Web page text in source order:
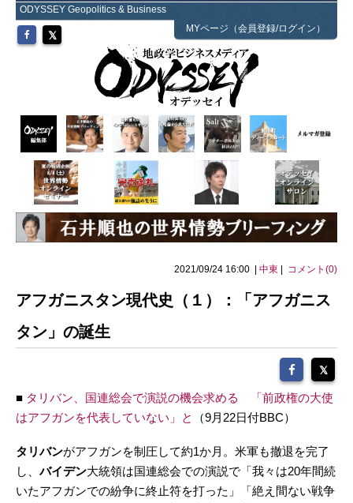
ODYSSEY Geopolitics & Business
MYページ（会員登録/ログイン）
2021/09/24 16:00 | 中東 コメント(0)
アフガニスタン現代史（１）：「アフガニス
タン」の誕生
■ タリバン、国連総会で演説の機会求める 「前政権の大使
はアフガンを代表していない」と
（9月22日付BBC）
タリバンがアフガンを制圧して約1か月。米軍も撤退を完了
し、バイデン大統領は国連総会での演説で「我々は20年間続
いたアフガンでの紛争に終止符を打った」「絶え間ない戦争